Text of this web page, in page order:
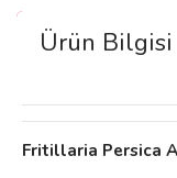
Ürün Bilgisi
Fritillaria Persica